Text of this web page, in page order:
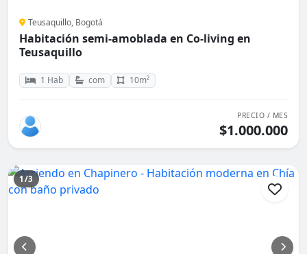
Teusaquillo, Bogotá
Habitación semi-amoblada en Co-living en
Teusaquillo
1 Hab com 10m²
PRECIO / MES
$1.000.000
1/3